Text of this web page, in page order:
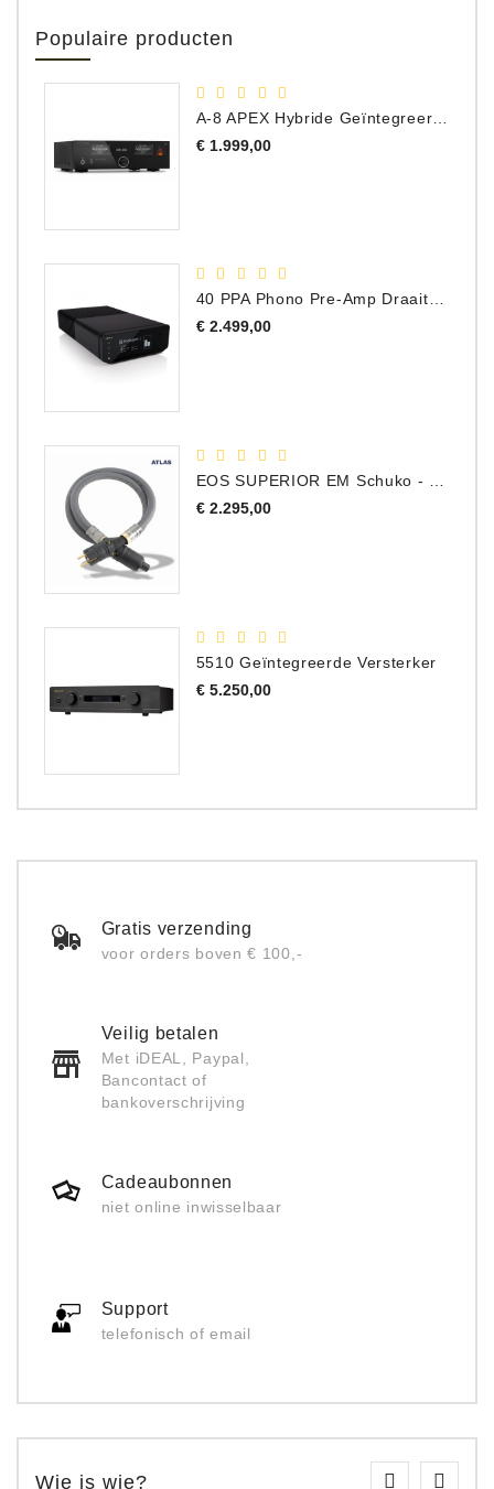
Populaire producten
€ 1.999,00Prijs
40 PPA Phono Pre-Amp Draaitafel Voorversterker
€ 2.499,00Prijs
€ 2.295,00Prijs
5510 Geïntegreerde Versterker
€ 5.250,00Prijs
Gratis verzending
voor orders boven € 100,-
Veilig betalen
Met iDEAL, Paypal,
Bancontact of
bankoverschrijving
Cadeaubonnen
niet online inwisselbaar
Support
telefonisch of email
Wie is wie?